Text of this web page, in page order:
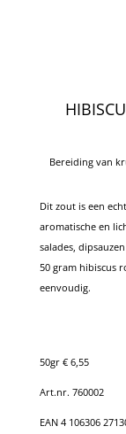
Bereiding van
Dit zout is een
aromatische en
salades,
50 gram hibiscus
eenvoudig.
50gr € 6,55
Art.nr. 760002
EAN 4 106306